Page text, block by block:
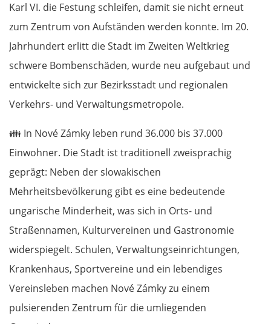
Karl VI. die Festung schleifen, damit sie nicht erneut
zum Zentrum von Aufständen werden konnte. Im 20.
Jahrhundert erlitt die Stadt im Zweiten Weltkrieg
schwere Bombenschäden, wurde neu aufgebaut und
entwickelte sich zur Bezirksstadt und regionalen
Verkehrs- und Verwaltungsmetropole.
👪 In Nové Zámky leben rund 36.000 bis 37.000
Einwohner. Die Stadt ist traditionell zweisprachig
geprägt: Neben der slowakischen
Mehrheitsbevölkerung gibt es eine bedeutende
ungarische Minderheit, was sich in Orts- und
Straßennamen, Kulturvereinen und Gastronomie
widerspiegelt. Schulen, Verwaltungseinrichtungen,
Krankenhaus, Sportvereine und ein lebendiges
Vereinsleben machen Nové Zámky zu einem
pulsierenden Zentrum für die umliegenden